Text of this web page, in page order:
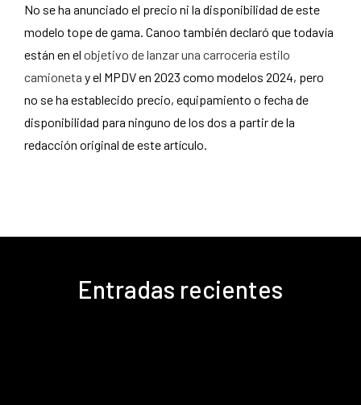
No se ha anunciado el precio ni la disponibilidad de este
modelo tope de gama. Canoo también declaró que todavía
están en el objetivo de lanzar una carrocería estilo
camioneta y el MPDV en 2023 como modelos 2024, pero
no se ha establecido precio, equipamiento o fecha de
disponibilidad para ninguno de los dos a partir de la
redacción original de este artículo.
Entradas recientes